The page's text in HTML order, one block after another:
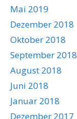
Mai 2019
Dezember 2018
Oktober 2018
September 2018
August 2018
Juni 2018
Januar 2018
Dezember 2017